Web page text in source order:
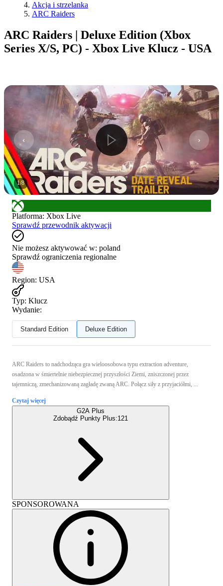
Akcja i strzelanka
ARC Raiders
ARC Raiders | Deluxe Edition (Xbox
Series X/S, PC) - Xbox Live Klucz - USA
1/8
Platforma: Xbox Live
Sprawdź przewodnik aktywacji
Nie możesz aktywować w: poland
Sprawdź ograniczenia regionalne
Region: USA
Typ: Klucz
Wydanie:
Standard Edition Deluxe Edition
ARC Raiders to nadchodząca gra wieloosobowa typu extraction adventure,
osadzona w śmiertelnie niebezpiecznej przyszłości Ziemi, zniszczonej przez
tajemniczą, zmechanizowaną zagładę zwaną ARC. Połącz siły z przyjaciółmi, ...
Czytaj więcej
G2A Plus
Zdobądź Punkty Plus:121
SPONSOROWANA